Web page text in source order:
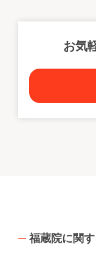
お気
福蔵院に関